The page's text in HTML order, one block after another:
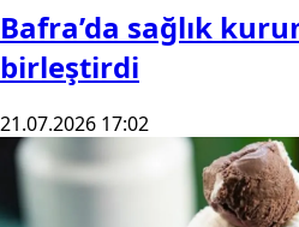
Bafra’da sağlık
birleştirdi
21.07.2026 17:02